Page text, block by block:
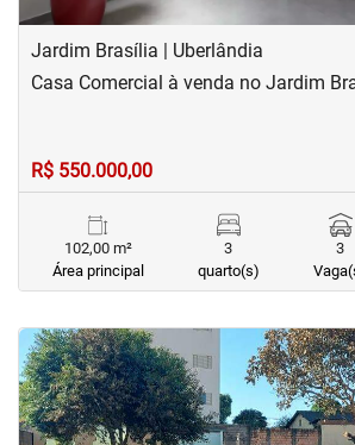
Jardim Brasília | Uberlândia
Casa Comercial à venda no Jardim
R$ 550.000,00
102,00 m²
Área principal
3
quarto(s)
3
< <<<